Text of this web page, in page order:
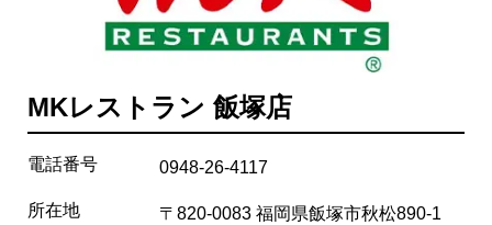
MKレストラン 飯塚店
電話番号 0948-26-4117
所在地 〒820-0083 福岡県飯塚市秋松890-1